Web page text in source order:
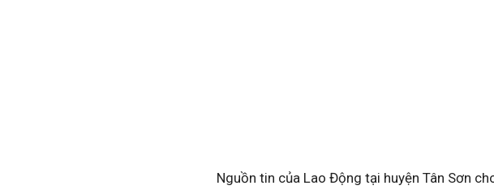
Nguồn tin của Lao Động tại huyện Tân Sơn